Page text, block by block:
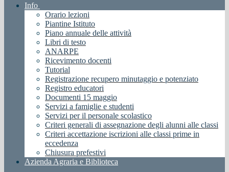
Info
Orario lezioni
Piantine Istituto
Piano annuale delle attività
Libri di testo
ANARPE
Ricevimento docenti
Tutorial
Registrazione recupero minutaggio e potenziato
Registro educatori
Documenti 15 maggio
Servizi a famiglie e studenti
Servizi per il personale scolastico
Criteri generali di assegnazione degli alunni alle classi
Criteri accettazione iscrizioni alle classi prime in
eccedenza
Chiusura prefestivi
Azienda Agraria e Biblioteca